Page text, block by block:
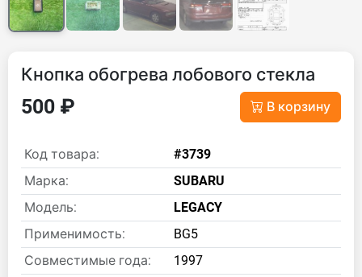
Кнопка обогрева лобового стекла
500 ₽ В корзину
Код товара:
#3739
Марка:
SUBARU
Модель:
LEGACY
Применимость:
BG5
Совместимые года:
1997